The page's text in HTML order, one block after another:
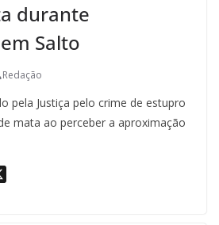
durante
Salto
Redação
pela Justiça pelo crime de estupro
mata ao perceber a aproximação